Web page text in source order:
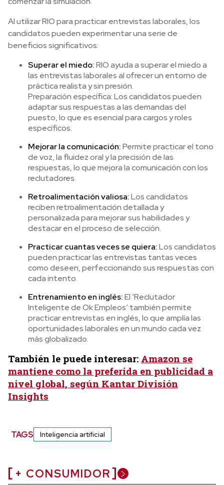
Al utilizar RIO para practicar entrevistas laborales, los
candidatos pueden experimentar una serie de
beneficios significativos:
Superar el miedo:RIO ayuda a superar el miedo a
las entrevistas laborales al ofrecer un entorno de
práctica realista y sin presión.
Preparación específica: Los candidatos pueden
adaptar sus respuestas a las demandas del
puesto, lo que es esencial para cargos y roles
específicos.
Mejorar la comunicación:Permite practicar el tono
de voz, la fluidez oral y la precisión de las
respuestas, lo que mejora la comunicación con los
reclutadores.
Retroalimentación valiosa:Los candidatos
reciben retroalimentación detallada y
personalizada para mejorar sus habilidades y
destacar en el proceso de selección.
Practicar cuantas veces se quiera:Los candidatos
pueden practicar las entrevistas tantas veces
como deseen, perfeccionando sus respuestas con
cada intento.
Entrenamiento en inglés:El ‘Reclutador
Inteligente de Ok Empleos’ también permite
practicar entrevistas en inglés, lo que amplía las
oportunidades laborales en un mundo cada vez
más globalizado.
También le puede interesar: Amazon se
mantiene como la preferida en publicidad a
nivel global, según Kantar División
Insights
TAGS Inteligencia artificial
+ CONSUMIDOR